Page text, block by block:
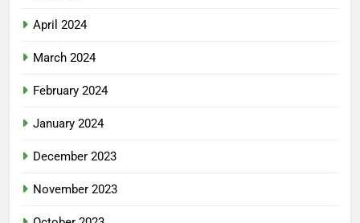
April 2024
March 2024
February 2024
January 2024
December 2023
November 2023